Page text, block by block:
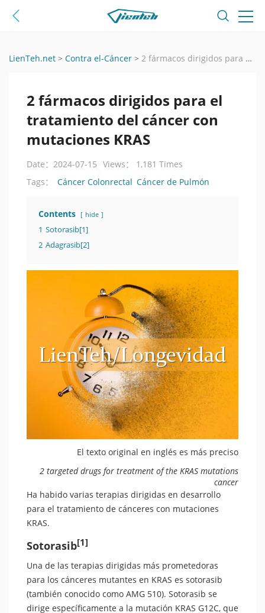
LienTeh.net > Contra el-Cáncer > 2 fármacos dirigidos para el tratamiento del cáncer con mutaciones KRAS
2 fármacos dirigidos para el
tratamiento del cáncer con
mutaciones KRAS
Date：2024-07-15 Views： 1,181 Times
Tags：
Cáncer Colonrectal Cáncer de Pulmón
Contents hide
1 Sotorasib[1]
2 Adagrasib[2]
El texto original en inglés es más preciso
2 targeted drugs for treatment of the KRAS mutations
cancer
Ha habido varias terapias dirigidas en desarrollo
para el tratamiento de cánceres con mutaciones
KRAS.
Sotorasib[1]
Una de las terapias dirigidas más prometedoras
para los cánceres mutantes en KRAS es sotorasib
(también conocido como AMG 510). Sotorasib se
dirige específicamente a la mutación KRAS G12C, que